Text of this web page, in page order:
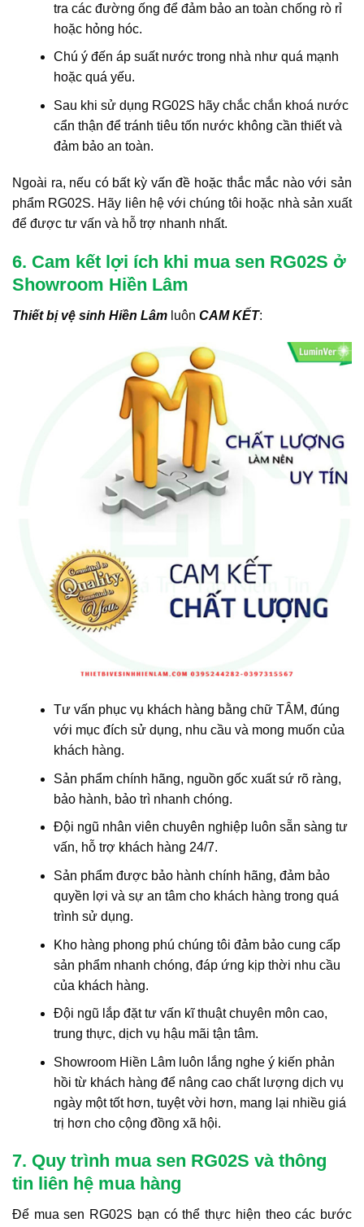
tra các đường ống để đảm bảo an toàn chống rò rỉ
hoặc hỏng hóc.
Chú ý đến áp suất nước trong nhà như quá mạnh
hoặc quá yếu.
Sau khi sử dụng RG02S hãy chắc chắn khoá nước
cẩn thận để tránh tiêu tốn nước không cần thiết và
đảm bảo an toàn.
Ngoài ra, nếu có bất kỳ vấn đề hoặc thắc mắc nào với sản
phẩm RG02S. Hãy liên hệ với chúng tôi hoặc nhà sản xuất
để được tư vấn và hỗ trợ nhanh nhất.
6. Cam kết lợi ích khi mua sen RG02S ở
Showroom Hiền Lâm
Thiết bị vệ sinh Hiền Lâm luôn CAM KẾT:
Tư vấn phục vụ khách hàng bằng chữ TÂM, đúng
với mục đích sử dụng, nhu cầu và mong muốn của
khách hàng.
Sản phẩm chính hãng, nguồn gốc xuất sứ rõ ràng,
bảo hành, bảo trì nhanh chóng.
Đội ngũ nhân viên chuyên nghiệp luôn sẵn sàng tư
vấn, hỗ trợ khách hàng 24/7.
Sản phẩm được bảo hành chính hãng, đảm bảo
quyền lợi và sự an tâm cho khách hàng trong quá
trình sử dụng.
Kho hàng phong phú chúng tôi đảm bảo cung cấp
sản phẩm nhanh chóng, đáp ứng kịp thời nhu cầu
của khách hàng.
Đội ngũ lắp đặt tư vấn kĩ thuật chuyên môn cao,
trung thực, dịch vụ hậu mãi tận tâm.
Showroom Hiền Lâm luôn lắng nghe ý kiến phản
hồi từ khách hàng để nâng cao chất lượng dịch vụ
ngày một tốt hơn, tuyệt vời hơn, mang lại nhiều giá
trị hơn cho cộng đồng xã hội.
7. Quy trình mua sen RG02S và thông
tin liên hệ mua hàng
Để mua sen RG02S bạn có thể thực hiện theo các bước